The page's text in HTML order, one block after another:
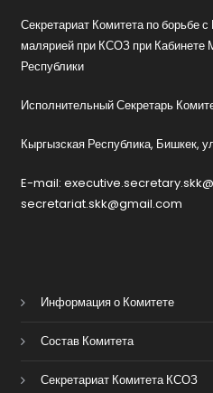
Секретариат Комитета по
малярией при КСОЗ при Кабинете
Республики
Исполнительный Секретарь
Кыргызская Республика, Бишкек,
E-mail:
secretariat.skk@gmail.com
Информация о Комитете
Состав Комитета
Секретариат Комитета КСОЗ